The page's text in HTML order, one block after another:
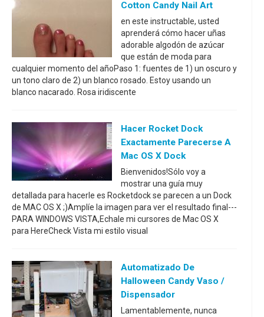
Cotton Candy Nail Art
en este instructable, usted
aprenderá cómo hacer uñas
adorable algodón de azúcar
que están de moda para
cualquier momento del añoPaso 1: fuentes de 1) un oscuro y
un tono claro de 2) un blanco rosado. Estoy usando un
blanco nacarado. Rosa iridiscente
Hacer Rocket Dock
Exactamente Parecerse A
Mac OS X Dock
Bienvenidos!Sólo voy a
mostrar una guía muy
detallada para hacerle es Rocketdock se parecen a un Dock
de MAC OS X ;)Amplíe la imagen para ver el resultado final---
PARA WINDOWS VISTA,Echale mi cursores de Mac OS X
para HereCheck Vista mi estilo visual
Automatizado De
Halloween Candy Vaso /
Dispensador
Lamentablemente, nunca